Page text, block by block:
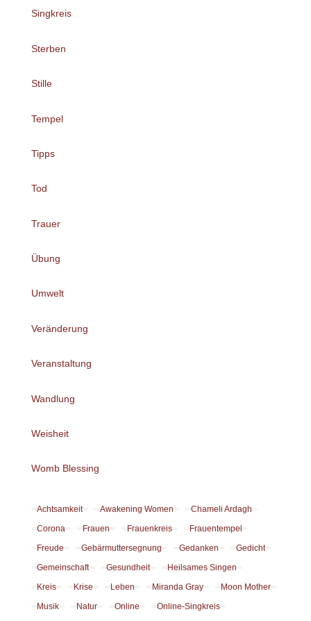
Singkreis
Sterben
Stille
Tempel
Tipps
Tod
Trauer
Übung
Umwelt
Veränderung
Veranstaltung
Wandlung
Weisheit
Womb Blessing
Achtsamkeit Awakening Women
Chameli Ardagh
Corona
Frauen Frauenkreis
Frauentempel
Freude
Gebärmuttersegnung Gedanken
Gedicht
Gemeinschaft
Gesundheit
Heilsames Singen
Kreis
Krise Leben Miranda Gray
Moon Mother
Musik
Natur Online Online-Singkreis